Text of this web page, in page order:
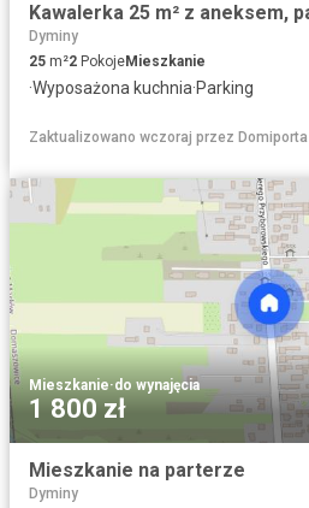
Dyminy
25 m²2 PokojeMieszkanie
·Wyposażona kuchnia·Parking
Zaktualizowano wczoraj przez Domiporta
Mieszkanie·do wynajęcia
1 800 zł
Mieszkanie na parterze
Dyminy